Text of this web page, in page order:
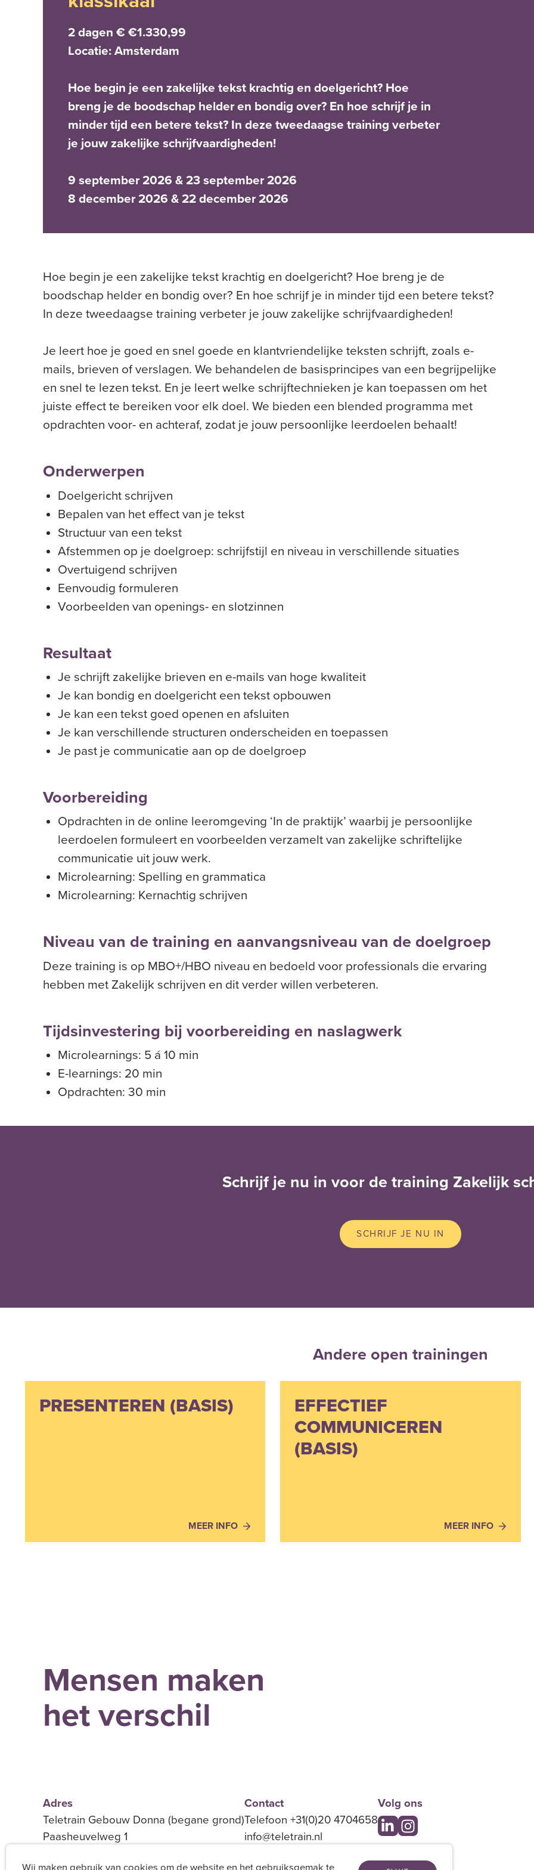
2 dagen € €1.330,99
Locatie: Amsterdam
Hoe begin je een zakelijke tekst krachtig en doelgericht? Hoe
breng je de boodschap helder en bondig over? En hoe schrijf je in
minder tijd een betere tekst? In deze tweedaagse training verbeter
je jouw zakelijke schrijfvaardigheden!
9 september 2026 & 23 september 2026
8 december 2026 & 22 december 2026
Hoe begin je een zakelijke tekst krachtig en doelgericht? Hoe breng je de
boodschap helder en bondig over? En hoe schrijf je in minder tijd een betere tekst?
In deze tweedaagse training verbeter je jouw zakelijke schrijfvaardigheden!
Je leert hoe je goed en snel goede en klantvriendelijke teksten schrijft, zoals e-
mails, brieven of verslagen. We behandelen de basisprincipes van een begrijpelijke
en snel te lezen tekst. En je leert welke schrijftechnieken je kan toepassen om het
juiste effect te bereiken voor elk doel. We bieden een blended programma met
opdrachten voor- en achteraf, zodat je jouw persoonlijke leerdoelen behaalt!
Onderwerpen
Doelgericht schrijven
Bepalen van het effect van je tekst
Structuur van een tekst
Afstemmen op je doelgroep: schrijfstijl en niveau in verschillende situaties
Overtuigend schrijven
Eenvoudig formuleren
Voorbeelden van openings- en slotzinnen
Resultaat
Je schrijft zakelijke brieven en e-mails van hoge kwaliteit
Je kan bondig en doelgericht een tekst opbouwen
Je kan een tekst goed openen en afsluiten
Je kan verschillende structuren onderscheiden en toepassen
Je past je communicatie aan op de doelgroep
Voorbereiding
Opdrachten in de online leeromgeving ‘In de praktijk’ waarbij je persoonlijke
leerdoelen formuleert envoorbeelden verzamelt van zakelijke schriftelijke
communicatie uit jouw werk.
Microlearning: Spelling en grammatica
Microlearning: Kernachtig schrijven
Niveau van de training en aanvangsniveau van de doelgroep
Deze training is op MBO+/HBO niveau en bedoeld voor professionals die ervaring
hebben met Zakelijk schrijven en dit verder willen verbeteren.
Tijdsinvestering bij voorbereiding en naslagwerk
Microlearnings: 5 á 10 min
E-learnings: 20 min
Opdrachten: 30 min
Schrijf je nu in voor de training Zakelijk
SCHRIJF JE NU IN
Andere open trainingen
PRESENTEREN (BASIS)
MEER INFO
EFFECTIEF
COMMUNICEREN
(BASIS)
MEER INFO
Mensen maken
het verschil
Adres
Teletrain Gebouw Donna (begane grond)
Paasheuvelweg 1
Contact
Telefoon +31(0)20 4704658
info@teletrain.nl
Volg ons